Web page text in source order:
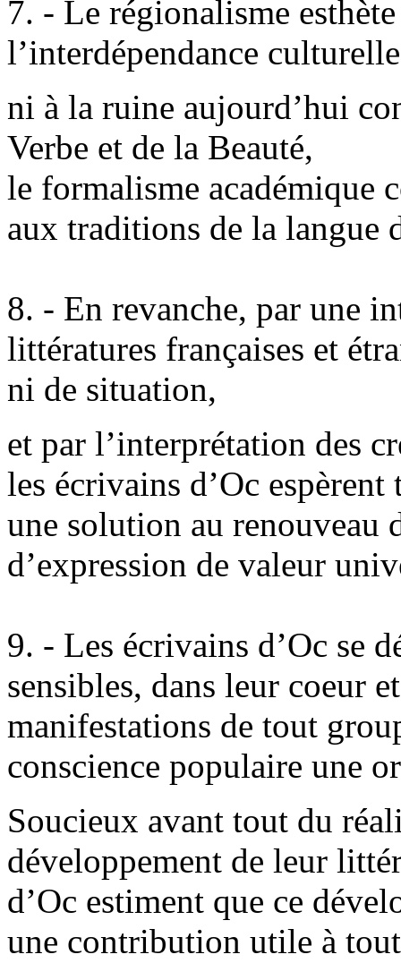
7. - Le régionalisme
l’interdépendance
ni à la ruine aujourd’hui
Verbe et de la Beauté,
le formalisme académique
aux traditions de la langue
8. - En revanche, par une
littératures françaises et
ni de situation,
et par l’interprétation des
les écrivains d’Oc
une solution au renouveau
d’expression de valeur
9. - Les écrivains d’Oc se
sensibles, dans leur coeur
manifestations de tout
conscience populaire une
Soucieux avant tout du
développement de leur
d’Oc estiment que ce
une contribution utile à